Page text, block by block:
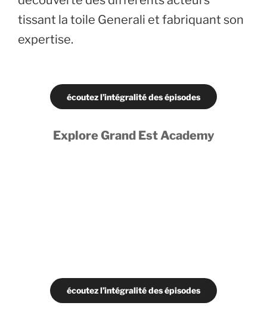
tissant la toile Generali et fabriquant son
expertise.
écoutez l’intégralité des épisodes
Explore Grand Est Academy
écoutez l’intégralité des épisodes